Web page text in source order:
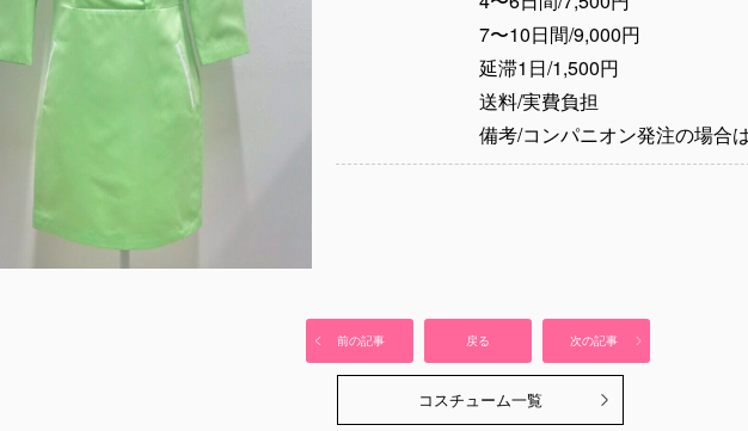
7〜10日間/9,000円
延滞1日/1,500円
送料/実費負担
備考/コンパニオン発注の場合
前の記事 戻る 次の記事
コスチューム一覧